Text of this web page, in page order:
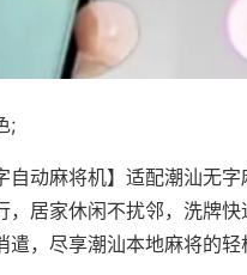
;
自动麻将机】适配潮汕无
，居家休闲不扰邻，洗牌
，尽享潮汕本地麻将的轻